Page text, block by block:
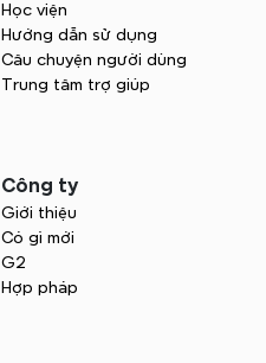
Học viện
Hướng dẫn sử dụng
Câu chuyện người dùng
Trung tâm trợ giúp
Công ty
Giới thiệu
Có gì mới
G2
Hợp pháp